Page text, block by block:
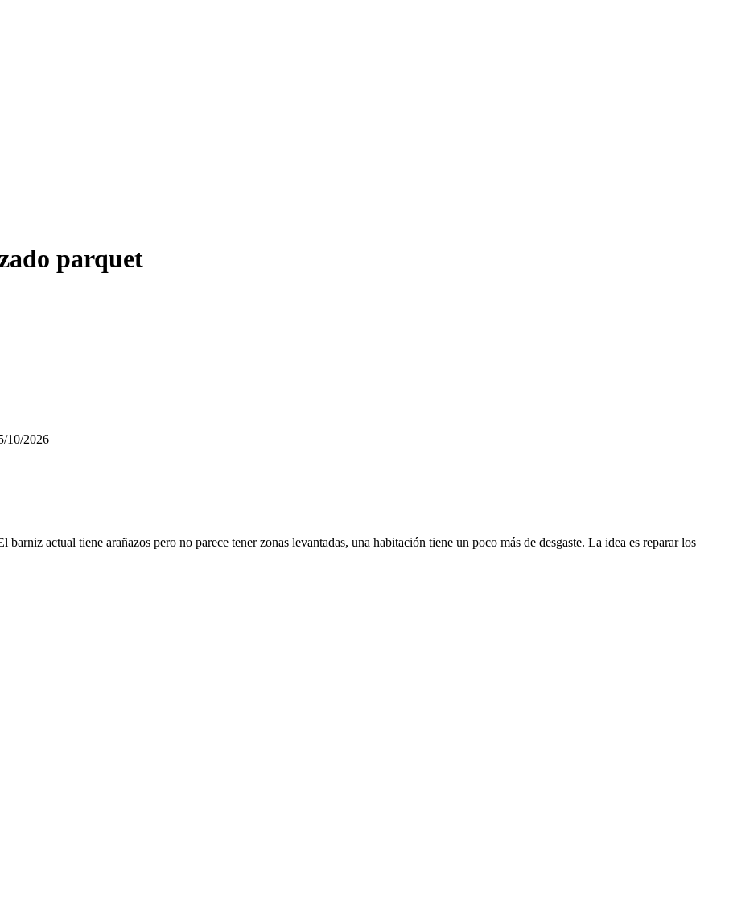
parquet
10/2026
actual tiene arañazos pero no parece tener zonas levantadas, una habitación tiene un poco más de desgaste. La idea es reparar los